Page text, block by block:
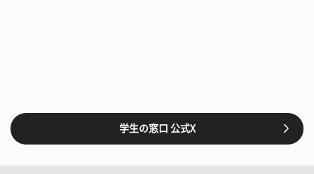
学生の窓口 公式X